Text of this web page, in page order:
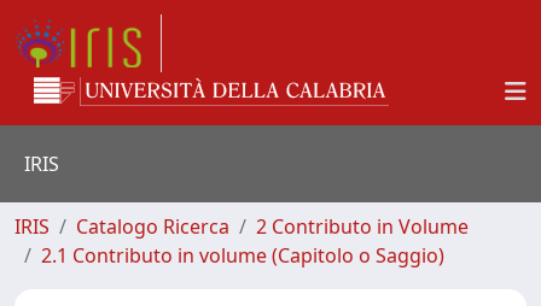
IRIS
IRIS Catalogo Ricerca
2 Contributo in Volume
2.1 Contributo in volume (Capitolo o Saggio)